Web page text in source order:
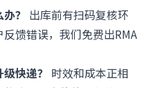
？ 出库前有扫码复核环
馈错误，我们免费出RMA
快递？ 时效和成本正相